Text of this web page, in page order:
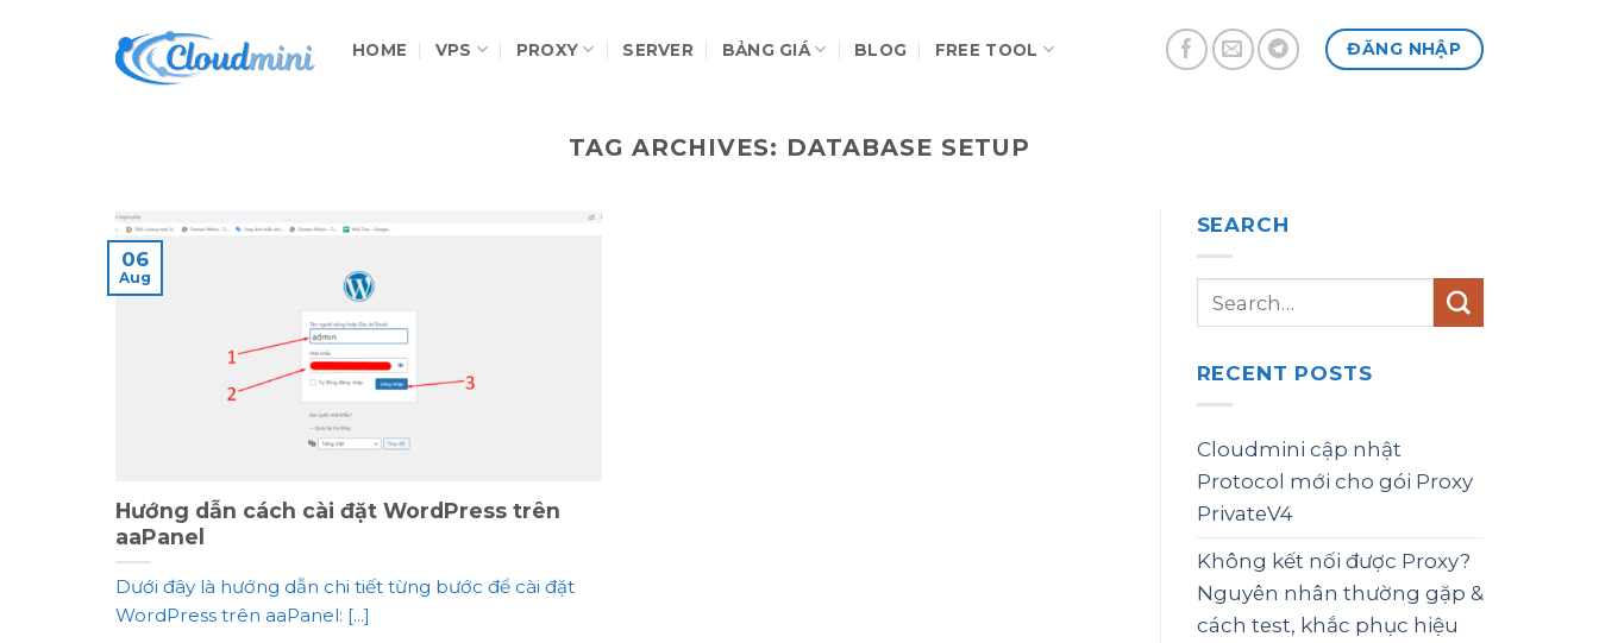
HOME VPS PROXY SERVER BẢNG GIÁ BLOG FREE TOOL ĐĂNG NHẬP
TAG ARCHIVES: DATABASE SETUP
Hướng dẫn cách cài đặt WordPress trên
aaPanel
Dưới đây là hướng dẫn chi tiết từng bước để cài đặt
WordPress trên aaPanel: [...]
06
Aug
SEARCH
RECENT POSTS
Cloudmini cập nhật
Protocol mới cho gói Proxy
PrivateV4
Không kết nối được Proxy?
Nguyên nhân thường gặp &
cách test, khắc phục hiệu